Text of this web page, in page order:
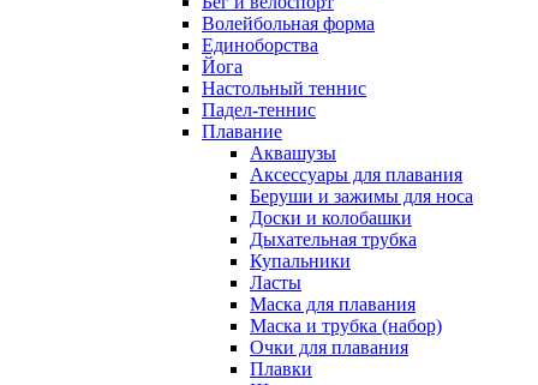
Волейбольная форма
Единоборства
Йога
Настольный теннис
Падел-теннис
Плавание
Аквашузы
Аксессуары для плавания
Беруши и зажимы для носа
Доски и колобашки
Дыхательная трубка
Купальники
Ласты
Маска для плавания
Маска и трубка (набор)
Очки для плавания
Плавки